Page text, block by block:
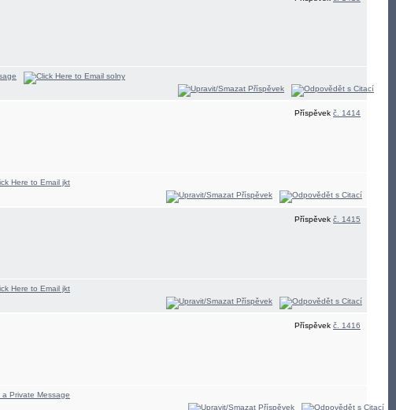
Příspěvek č. 1414
Příspěvek č. 1415
Příspěvek č. 1416